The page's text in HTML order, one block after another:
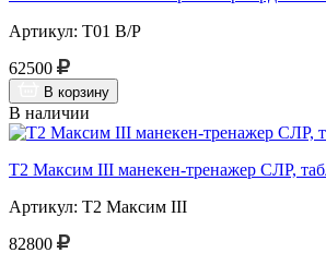
Артикул: Т01 В/Р
62500
В корзину
В наличии
Т2 Максим III манекен-тренажер СЛР,
Артикул: Т2 Максим III
82800